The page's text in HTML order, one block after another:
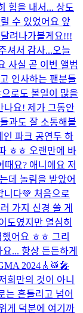
힘을 내서... 상도
수 있었어요 앞
려나가볼게요!!!
셔서 감사...오늘
사실 곧 이번 앨범
인사하는 팬분들
로도 볼일이 많을
나요! 제가 그동안
과도 잘 소통해볼
인 파크 공연두 하
ㅎㅎ 오랜만에 바
요? 애니에요 저
데 놀림을 받았어
니다💚 처음으로
가지 신경 쓸 게
도였지만 열심히
어요 ㅎㅎ 그리
... 항상 든든하게
2024🎸🥁🎤
희만의 것이 아니
는 흔들리고 넘어
게 덕분에 여기까